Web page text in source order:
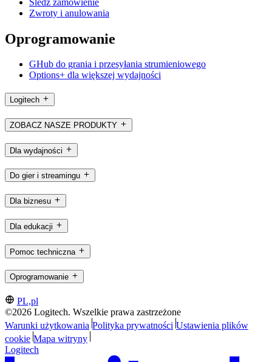
Zwroty i anulowania
Oprogramowanie
GHub do grania i przesyłania strumieniowego
Options+ dla większej wydajności
Logitech
ZOBACZ NASZE PRODUKTY
Dla wydajności
Do gier i streamingu
Dla biznesu
Dla edukacji
Pomoc techniczna
Oprogramowanie
PL,pl
©2026 Logitech. Wszelkie prawa zastrzeżone
Warunki użytkowania Polityka prywatności Ustawienia plików
cookie Mapa witryny
Logitech